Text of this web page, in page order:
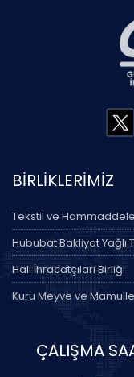
BİRLİKLERİMİZ
Tekstil ve
Hububat Bakliyat Yağlı
Halı İhracatçıları Birliği
Kuru Meyve ve
ÇALIŞMA